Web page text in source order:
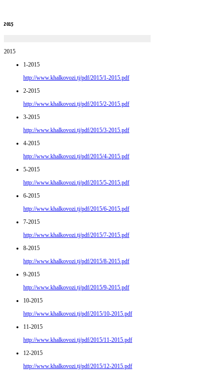
2015
2015
1-2015
http://www.khalkovozi.tj/pdf/2015/1-2015.pdf
2-2015
http://www.khalkovozi.tj/pdf/2015/2-2015.pdf
3-2015
http://www.khalkovozi.tj/pdf/2015/3-2015.pdf
4-2015
http://www.khalkovozi.tj/pdf/2015/4-2015.pdf
5-2015
http://www.khalkovozi.tj/pdf/2015/5-2015.pdf
6-2015
http://www.khalkovozi.tj/pdf/2015/6-2015.pdf
7-2015
http://www.khalkovozi.tj/pdf/2015/7-2015.pdf
8-2015
http://www.khalkovozi.tj/pdf/2015/8-2015.pdf
9-2015
http://www.khalkovozi.tj/pdf/2015/9-2015.pdf
10-2015
http://www.khalkovozi.tj/pdf/2015/10-2015.pdf
11-2015
http://www.khalkovozi.tj/pdf/2015/11-2015.pdf
12-2015
http://www.khalkovozi.tj/pdf/2015/12-2015.pdf